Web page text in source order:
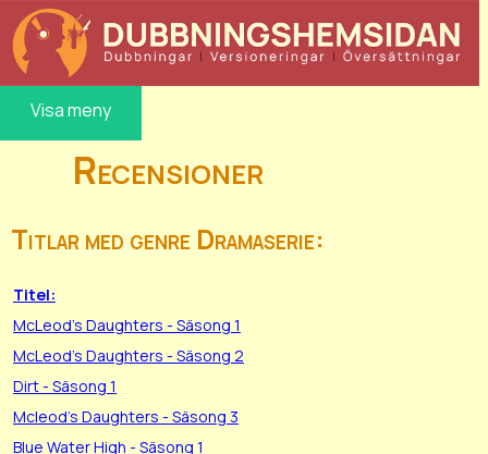
Visa meny
Recensioner
Titlar med genre Dramaserie:
Titel:
McLeod's Daughters - Säsong 1
McLeod's Daughters - Säsong 2
Dirt - Säsong 1
Mcleod's Daughters - Säsong 3
Blue Water High - Säsong 1